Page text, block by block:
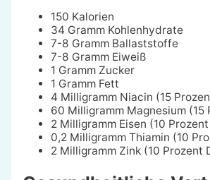
150 Kalorien
34 Gramm Kohlenhydrate
7-8 Gramm Ballaststoffe
7-8 Gramm Eiweiß
1 Gramm Zucker
1 Gramm Fett
4 Milligramm Niacin (15
60 Milligramm Magnesium (15
2 Milligramm Eisen (10 Prozent
0,2 Milligramm Thiamin (10
2 Milligramm Zink (10 Prozent